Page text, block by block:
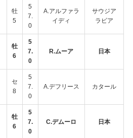
牡
5
5
7.
0
A.アルファラ
イディ
サウジア
ラビア
牡
6
5
7.
0
R.ムーア 日本
セ
8
5
7.
0
A.デフリース カタール
牡
6
5
7.
0
C.デムーロ 日本